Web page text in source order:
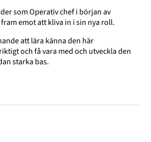
som Operativ chef i början av
emot att kliva in i sin nya roll.
att lära känna den här
och få vara med och utveckla den
starka bas.